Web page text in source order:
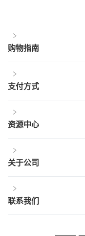
购物指南
支付方式
资源中心
关于公司
联系我们